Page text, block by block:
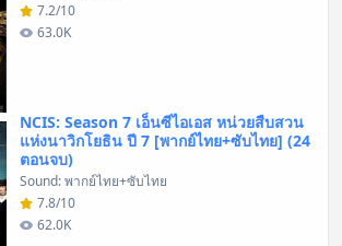
7.2/10
63.0K
NCIS: Season 7 เอ็นซีไอเอส หน่วยสืบสวน
แห่งนาวิกโยธิน ปี 7 [พากย์ไทย+ซับไทย] (24
ตอนจบ)
Sound: พากย์ไทย+ซับไทย
7.8/10
62.0K